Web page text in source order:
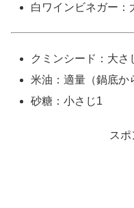
白ワインビネガー：
クミンシード：大さ
米油：適量（鍋底か
砂糖：小さじ1
スポ